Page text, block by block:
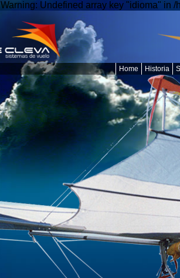
Warning: Undefined array key "idioma" in
Historia
Home